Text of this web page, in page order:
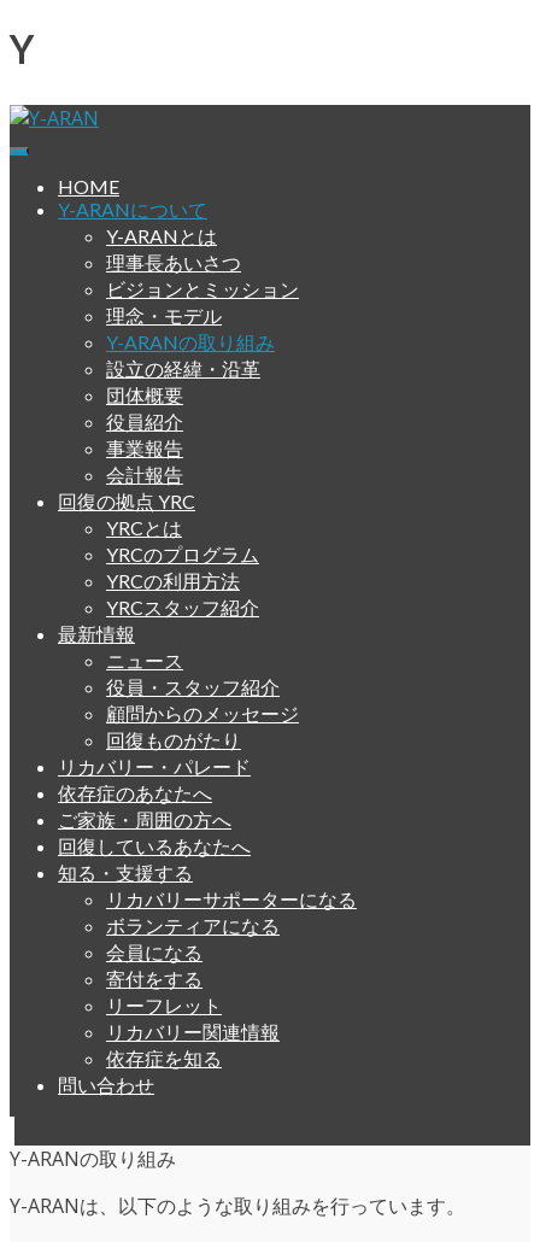
Skip
to Y-ARANの取り組み
Y-ARAN
横浜依存症回復擁護ネットワーク
HOME
Y-ARANについて
Y-ARANとは
理事長あいさつ
ビジョンとミッション
理念・モデル
Y-ARANの取り組み
設立の経緯・沿革
団体概要
役員紹介
事業報告
会計報告
回復の拠点 YRC
YRCとは
YRCのプログラム
YRCの利用方法
YRCスタッフ紹介
最新情報
ニュース
役員・スタッフ紹介
顧問からのメッセージ
回復ものがたり
リカバリー・パレード
依存症のあなたへ
ご家族・周囲の方へ
回復しているあなたへ
知る・支援する
リカバリーサポーターになる
ボランティアになる
会員になる
寄付をする
リーフレット
リカバリー関連情報
依存症を知る
問い合わせ
Y-ARANの取り組み
Y-ARANは、以下のような取り組みを行っています。